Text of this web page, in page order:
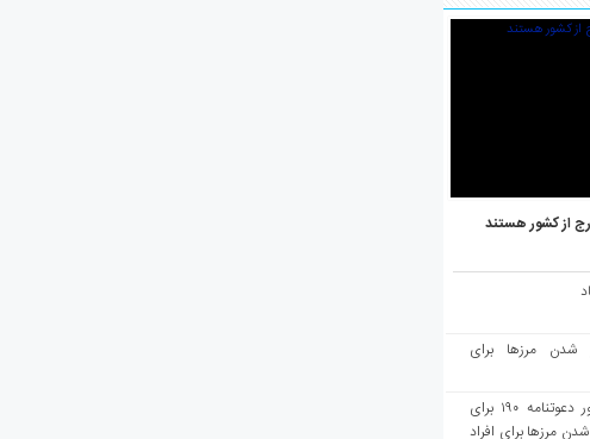
از کشور هستند
شدن مرزها برای
هفته‌نامه مهاجرت: صدور دعوتنامه ۱۹۰ برای
مرزها برای افراد